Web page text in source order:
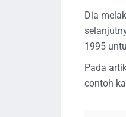
Dia
1995
Pada
contoh